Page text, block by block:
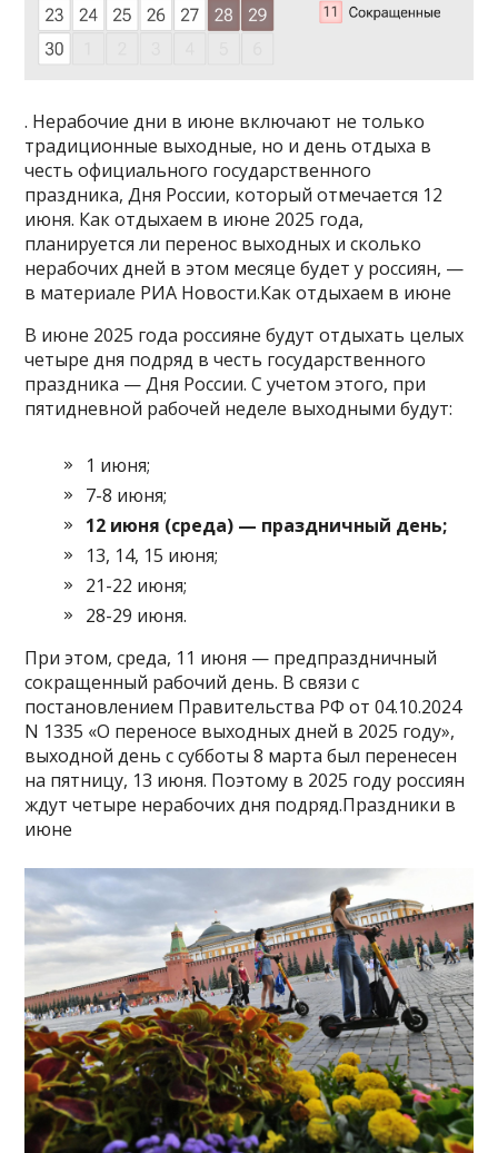
. Нерабочие дни в июне включают не только
традиционные выходные, но и день отдыха в
честь официального государственного
праздника, Дня России, который отмечается 12
июня. Как отдыхаем в июне 2025 года,
планируется ли перенос выходных и сколько
нерабочих дней в этом месяце будет у россиян, —
в материале РИА Новости.Как отдыхаем в июне
В июне 2025 года россияне будут отдыхать целых
четыре дня подряд в честь государственного
праздника — Дня России. С учетом этого, при
пятидневной рабочей неделе выходными будут:
1 июня;
7-8 июня;
12 июня (среда) — праздничный день;
13, 14, 15 июня;
21-22 июня;
28-29 июня.
При этом, среда, 11 июня — предпраздничный
сокращенный рабочий день. В связи с
постановлением Правительства РФ от 04.10.2024
N 1335 «О переносе выходных дней в 2025 году»,
выходной день с субботы 8 марта был перенесен
на пятницу, 13 июня. Поэтому в 2025 году россиян
ждут четыре нерабочих дня подряд.Праздники в
июне